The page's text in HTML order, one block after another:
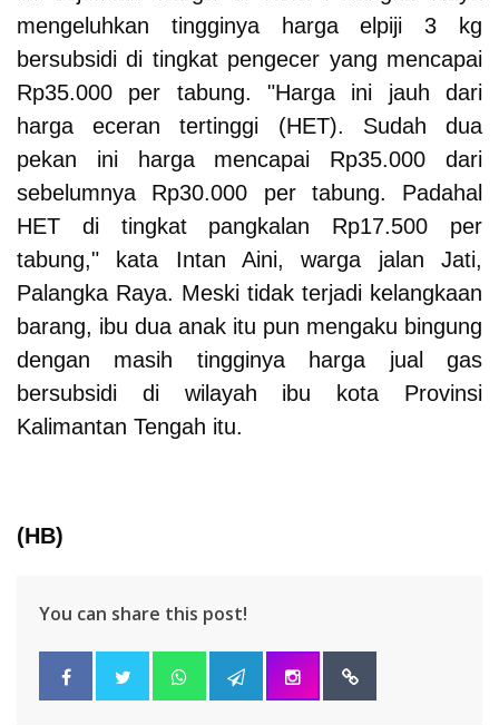
mengeluhkan tingginya harga elpiji 3 kg
bersubsidi di tingkat pengecer yang mencapai
Rp35.000 per tabung. "Harga ini jauh dari
harga eceran tertinggi (HET). Sudah dua
pekan ini harga mencapai Rp35.000 dari
sebelumnya Rp30.000 per tabung. Padahal
HET di tingkat pangkalan Rp17.500 per
tabung," kata Intan Aini, warga jalan Jati,
Palangka Raya. Meski tidak terjadi kelangkaan
barang, ibu dua anak itu pun mengaku bingung
dengan masih tingginya harga jual gas
bersubsidi di wilayah ibu kota Provinsi
Kalimantan Tengah itu.
(HB)
You can share this post!